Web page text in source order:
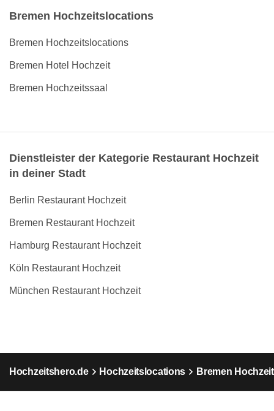
Bremen Hochzeitslocations
Bremen Hochzeitslocations
Bremen Hotel Hochzeit
Bremen Hochzeitssaal
Dienstleister der Kategorie Restaurant Hochzeit
in deiner Stadt
Berlin Restaurant Hochzeit
Bremen Restaurant Hochzeit
Hamburg Restaurant Hochzeit
Köln Restaurant Hochzeit
München Restaurant Hochzeit
Hochzeitshero.de Hochzeitslocations Bremen